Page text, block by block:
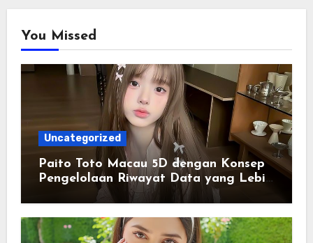
You Missed
Uncategorized
Paito Toto Macau 5D dengan Konsep
Pengelolaan Riwayat Data yang Lebih
Lengkap dan Sistematis